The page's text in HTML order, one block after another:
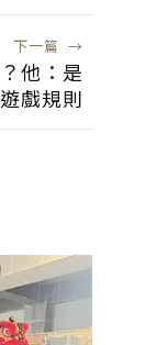
下一篇 →
他：是
戲規則